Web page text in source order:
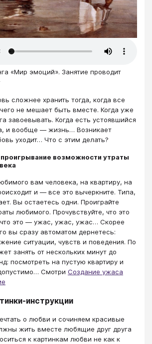
«Мир эмоций». Занятие проводит
сложнее хранить тогда, когда все
не мешает быть вместе. Когда уже
завоевывать. Когда есть устоявшийся
и вообще — жизнь… Возникает
уходит… Что с этим делать?
возможности утраты
вам человека, на квартиру, на
и — все это вычеркните. Типа,
Вы остаетесь одни. Проиграйте
любимого. Прочувствуйте, что это
это — ужас, ужас, ужас… Скорее
вы сразу автоматом дернетесь:
ситуации, чувств и поведения. По
занять от нескольких минут до
посмотреть на пустую квартиру и
Смотри Создание ужаса
инструкции
о любви и сочиняем красивые
жить вместе любящие друг друга
к картинкам любви не как к